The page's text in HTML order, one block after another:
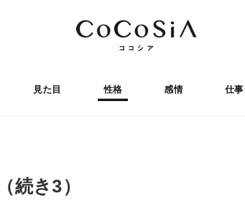
見た目 性格 感情 仕事
（続き3）